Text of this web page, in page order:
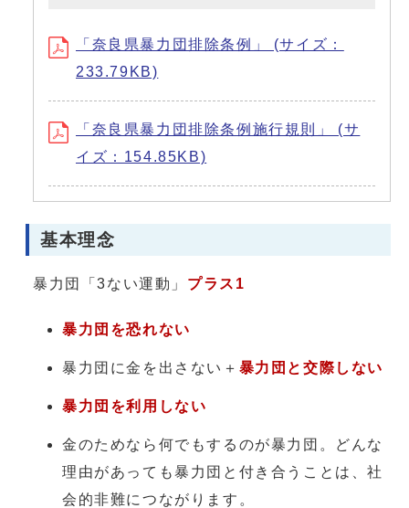
「奈良県暴力団排除条例」 (サイズ：
233.79KB)
「奈良県暴力団排除条例施行規則」 (サ
イズ：154.85KB)
基本理念
暴力団「3ない運動」 プラス1
暴力団を恐れない
暴力団に金を出さない＋ 暴力団と交際しない
暴力団を利用しない
金のためなら何でもするのが暴力団。どんな
理由があっても暴力団と付き合うことは、社
会的非難につながります。